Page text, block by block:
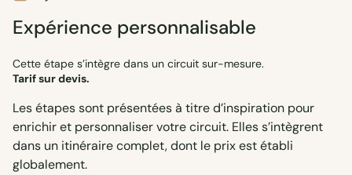
Expérience personnalisable
Cette étape s’intègre dans un circuit sur-mesure.
Tarif sur devis.
Les étapes sont présentées à titre d’inspiration pour
enrichir et personnaliser votre circuit. Elles s’intègrent
dans un itinéraire complet, dont le prix est établi
globalement.